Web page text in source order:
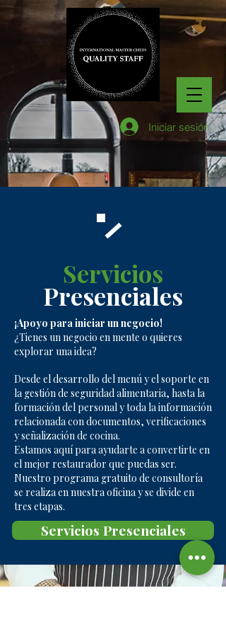
Iniciar sesión
Servicios
Presenciales
¡Apoyo para iniciar un negocio!
¿Tienes un negocio en mente o quieres
explorar una idea?
Desde el desarrollo del menú y el soporte en
la gestión de seguridad alimentaria, hasta la
formación del personal y toda la información
relacionada con documentos, verificaciones
y señalización de cocina.
Estamos aquí para ayudarte a convertirte en
el mejor restaurador que puedas ser.
Nuestro programa gratuito de consultoría
se realiza en nuestra oficina y se divide en
tres etapas.
Servicios Presenciales